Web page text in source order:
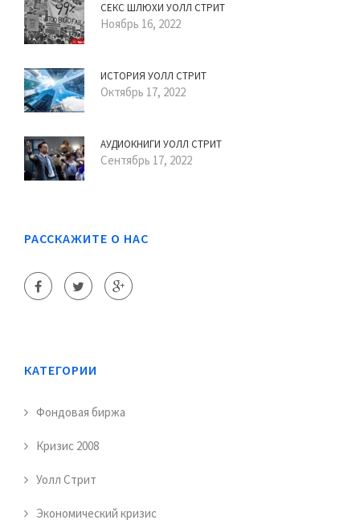
СЕКС ШЛЮХИ УОЛЛ СТРИТ
Ноябрь 16, 2022
ИСТОРИЯ УОЛЛ СТРИТ
Октябрь 17, 2022
АУДИОКНИГИ УОЛЛ СТРИТ
Сентябрь 17, 2022
РАССКАЖИТЕ О НАС
КАТЕГОРИИ
Фондовая биржа
Кризис 2008
Уолл Стрит
Экономический кризис